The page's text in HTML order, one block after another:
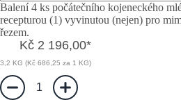
Balení 4 ks počátečního kojeneckého
recepturou (1) vyvinutou (nejen) pro
řezem.
Kč 2 196,00*
3,2 KG (Kč 686,25 za 1 KG)
1